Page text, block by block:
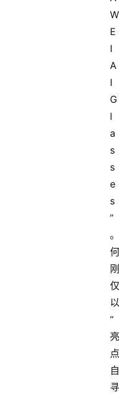
W
E
I
A
I
G
l
a
s
s
e
s
”
。
何
刚
仅
以
“
亮
点
自
寻